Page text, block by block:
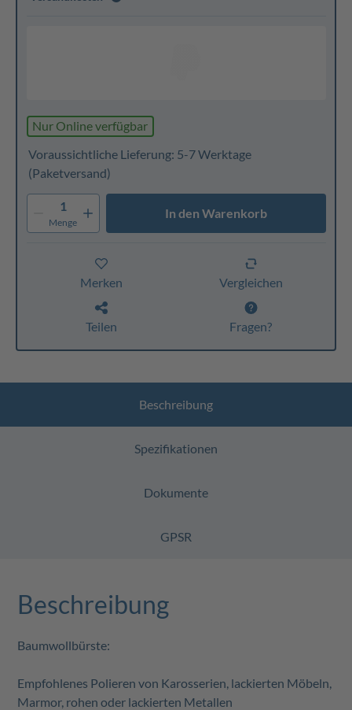
Nur Online verfügbar
Voraussichtliche Lieferung: 5-7 Werktage
(Paketversand)
1
Menge
In den Warenkorb
Merken Vergleichen
Teilen Fragen?
Beschreibung
Spezifikationen
Dokumente
GPSR
Beschreibung
Baumwollbürste:
Empfohlenes Polieren von Karosserien, lackierten Möbeln,
Marmor, rohen oder lackierten Metallen